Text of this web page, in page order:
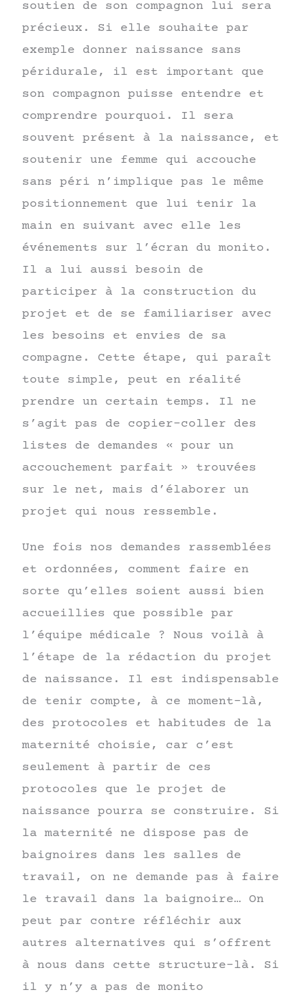
soutien de son compagnon lui sera
précieux. Si elle souhaite par
exemple donner naissance sans
péridurale, il est important que
son compagnon puisse entendre et
comprendre pourquoi. Il sera
souvent présent à la naissance, et
soutenir une femme qui accouche
sans péri n’implique pas le même
positionnement que lui tenir la
main en suivant avec elle les
événements sur l’écran du monito.
Il a lui aussi besoin de
participer à la construction du
projet et de se familiariser avec
les besoins et envies de sa
compagne. Cette étape, qui paraît
toute simple, peut en réalité
prendre un certain temps. Il ne
s’agit pas de copier-coller des
listes de demandes « pour un
accouchement parfait » trouvées
sur le net, mais d’élaborer un
projet qui nous ressemble.
Une fois nos demandes rassemblées
et ordonnées, comment faire en
sorte qu’elles soient aussi bien
accueillies que possible par
l’équipe médicale ? Nous voilà à
l’étape de la rédaction du projet
de naissance. Il est indispensable
de tenir compte, à ce moment-là,
des protocoles et habitudes de la
maternité choisie, car c’est
seulement à partir de ces
protocoles que le projet de
naissance pourra se construire. Si
la maternité ne dispose pas de
baignoires dans les salles de
travail, on ne demande pas à faire
le travail dans la baignoire… On
peut par contre réfléchir aux
autres alternatives qui s’offrent
à nous dans cette structure-là. Si
il y n’y a pas de monito